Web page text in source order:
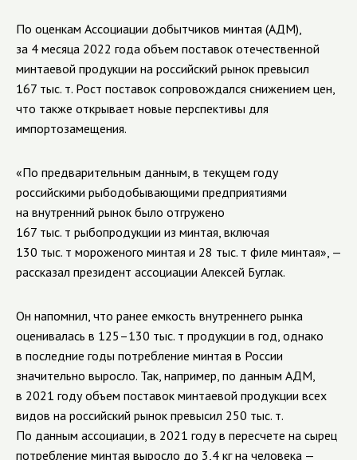
По оценкам Ассоциации добытчиков минтая (АДМ),
за 4 месяца 2022 года объем поставок отечественной
минтаевой продукции на российский рынок превысил
167 тыс. т. Рост поставок сопровождался снижением цен,
что также открывает новые перспективы для
импортозамещения.
«По предварительным данным, в текущем году
российскими рыбодобывающими предприятиями
на внутренний рынок было отгружено
167 тыс. т рыбопродукции из минтая, включая
130 тыс. т мороженого минтая и 28 тыс. т филе минтая», —
рассказал президент ассоциации Алексей Буглак.
Он напомнил, что ранее емкость внутреннего рынка
оценивалась в 125–130 тыс. т продукции в год, однако
в последние годы потребление минтая в России
значительно выросло. Так, например, по данным АДМ,
в 2021 году объем поставок минтаевой продукции всех
видов на российский рынок превысил 250 тыс. т.
По данным ассоциации, в 2021 году в пересчете на сырец
потребление минтая выросло до 3,4 кг на человека —